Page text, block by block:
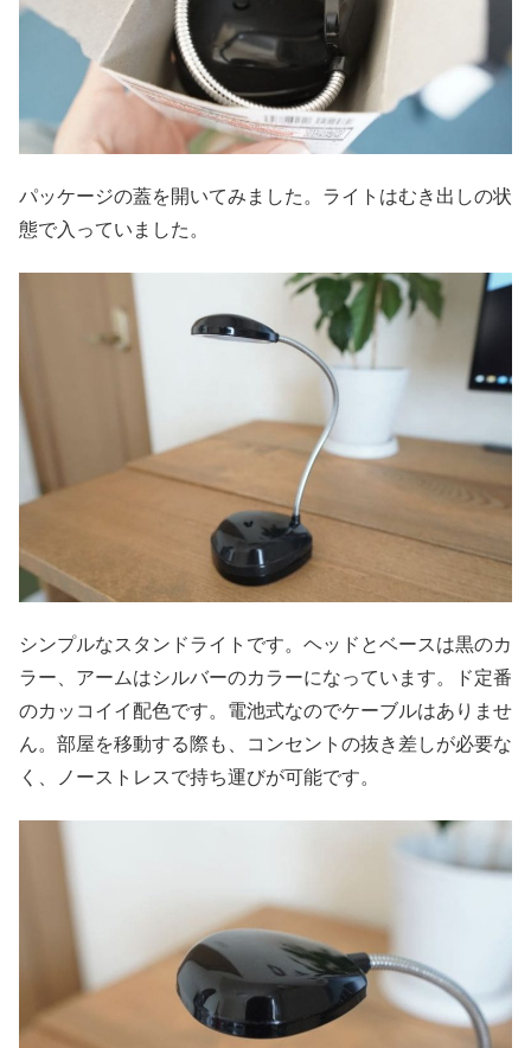
パッケージの蓋を開いてみました。ライトはむき出しの状
態で入っていました。
シンプルなスタンドライトです。ヘッドとベースは黒のカ
ラー、アームはシルバーのカラーになっています。ド定番
のカッコイイ配色です。電池式なのでケーブルはありませ
ん。部屋を移動する際も、コンセントの抜き差しが必要な
く、ノーストレスで持ち運びが可能です。